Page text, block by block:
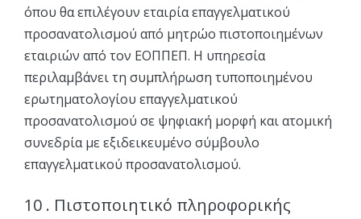
όπου θα επιλέγουν εταιρία επαγγελματικού
προσανατολισμού από μητρώο πιστοποιημένων
εταιριών από τον ΕΟΠΠΕΠ. Η υπηρεσία
περιλαμβάνει τη συμπλήρωση τυποποιημένου
ερωτηματολογίου επαγγελματικού
προσανατολισμού σε ψηφιακή μορφή και ατομική
συνεδρία με εξιδεικευμένο σύμβουλο
επαγγελματικού προσανατολισμού.
10 . Πιστοποιητικό πληροφορικής